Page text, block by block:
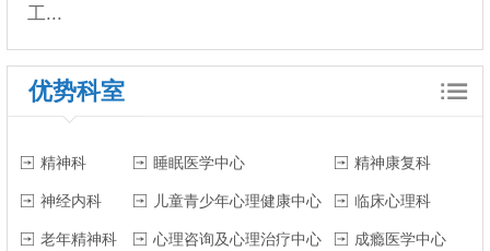
工...
优势科室
精神科 睡眠医学中心 精神康复科
神经内科 儿童青少年心理健康中心 临床心理科
老年精神科 心理咨询及心理治疗中心 成瘾医学中心